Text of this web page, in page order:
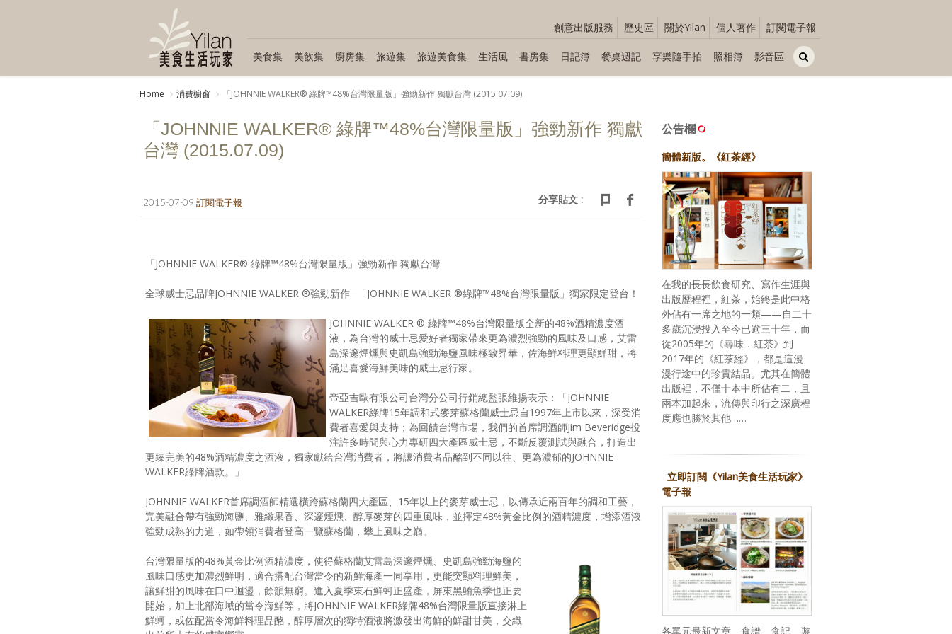
創意出版服務 歷史區 關於Yilan 個人著作 訂閱電子報
美食集 美飲集 廚房集 旅遊集 旅遊美食集 生活風 書房集 日記簿 餐桌週記 享樂隨手拍 照相簿 影音區
Home 消費櫥窗 「JOHNNIE WALKER® 綠牌™48%台灣限量版」強勁新作 獨獻台灣 (2015.07.09)
「JOHNNIE WALKER® 綠牌™48%台灣限量版」強勁新作 獨獻
台灣 (2015.07.09)
2015-07-09 訂閱電子報 分享貼文 :
「JOHNNIE WALKER® 綠牌™48%台灣限量版」強勁新作 獨獻台灣
全球威士忌品牌JOHNNIE WALKER ®強勁新作─「JOHNNIE WALKER ®綠牌™48%台灣限量版」獨家限定登台！
JOHNNIE WALKER ® 綠牌™48%台灣限量版全新的48%酒精濃度酒
液，為台灣的威士忌愛好者獨家帶來更為濃烈強勁的風味及口感，艾雷
島深邃煙燻與史凱島強勁海鹽風味極致昇華，佐海鮮料理更顯鮮甜，將
滿足喜愛海鮮美味的威士忌行家。
帝亞吉歐有限公司台灣分公司行銷總監張維揚表示：「JOHNNIE
WALKER綠牌15年調和式麥芽蘇格蘭威士忌自1997年上市以來，深受消
費者喜愛與支持；為回饋台灣市場，我們的首席調酒師Jim Beveridge投
注許多時間與心力專研四大產區威士忌，不斷反覆測試與融合，打造出
更臻完美的48%酒精濃度之酒液，獨家獻給台灣消費者，將讓消費者品酩到不同以往、更為濃郁的JOHNNIE
WALKER綠牌酒款。」
JOHNNIE WALKER首席調酒師精選橫跨蘇格蘭四大產區、15年以上的麥芽威士忌，以傳承近兩百年的調和工藝，
完美融合帶有強勁海鹽、雅緻果香、深邃煙燻、醇厚麥芽的四重風味，並擇定48%黃金比例的酒精濃度，增添酒液
強勁成熟的力道，如帶領消費者登高一覽蘇格蘭，攀上風味之巔。
台灣限量版的48%黃金比例酒精濃度，使得蘇格蘭艾雷島深邃煙燻、史凱島強勁海鹽的
風味口感更加濃烈鮮明，適合搭配台灣當令的新鮮海產一同享用，更能突顯料理鮮美，
讓鮮甜的風味在口中迴盪，餘韻無窮。進入夏季東石鮮蚵正盛產，屏東黑鮪魚季也正要
開始，加上北部海域的當令海鮮等，將JOHNNIE WALKER綠牌48%台灣限量版直接淋上
鮮蚵，或佐配當令海鮮料理品酩，醇厚層次的獨特酒液將激發出海鮮的鮮甜甘美，交織
公告欄
簡體新版。《紅茶經》
在我的長長飲食研究、寫作生涯與
出版歷程裡，紅茶，始終是此中格
外佔有一席之地的一類——自二十
多歲沉浸投入至今已逾三十年，而
從2005年的《尋味．紅茶》到
2017年的《紅茶經》，都是這漫
漫行途中的珍貴結晶。尤其在簡體
出版裡，不僅十本中所佔有二，且
兩本加起來，流傳與印行之深廣程
度應也勝於其他……
立即訂閱《Yilan美食生活玩家》
電子報
各單元最新文章、食譜、食記、遊